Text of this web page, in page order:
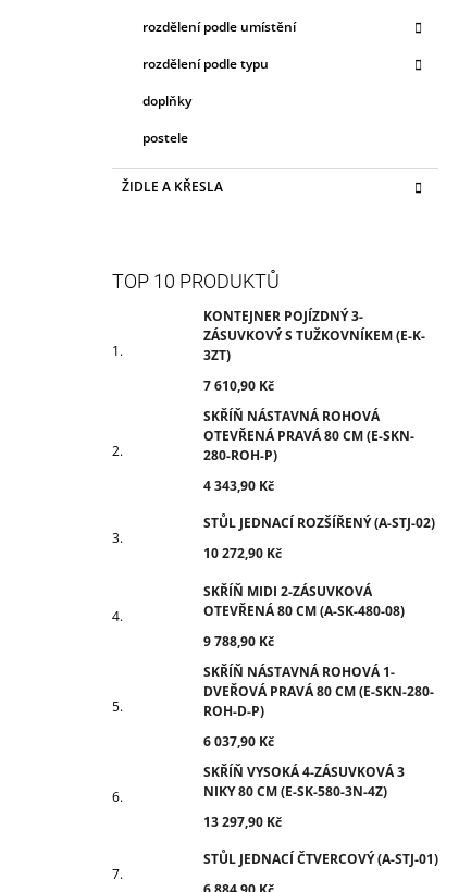
rozdělení podle umístění
rozdělení podle typu
doplňky
postele
ŽIDLE A KŘESLA
TOP 10 PRODUKTŮ
KONTEJNER POJÍZDNÝ 3-
ZÁSUVKOVÝ S TUŽKOVNÍKEM (E-K-
3ZT)
7 610,90 Kč
SKŘÍŇ NÁSTAVNÁ ROHOVÁ
OTEVŘENÁ PRAVÁ 80 CM (E-SKN-
280-ROH-P)
4 343,90 Kč
STŮL JEDNACÍ ROZŠÍŘENÝ (A-STJ-02)
10 272,90 Kč
SKŘÍŇ MIDI 2-ZÁSUVKOVÁ
OTEVŘENÁ 80 CM (A-SK-480-08)
9 788,90 Kč
SKŘÍŇ NÁSTAVNÁ ROHOVÁ 1-
DVEŘOVÁ PRAVÁ 80 CM (E-SKN-280-
ROH-D-P)
6 037,90 Kč
SKŘÍŇ VYSOKÁ 4-ZÁSUVKOVÁ 3
NIKY 80 CM (E-SK-580-3N-4Z)
13 297,90 Kč
STŮL JEDNACÍ ČTVERCOVÝ (A-STJ-01)